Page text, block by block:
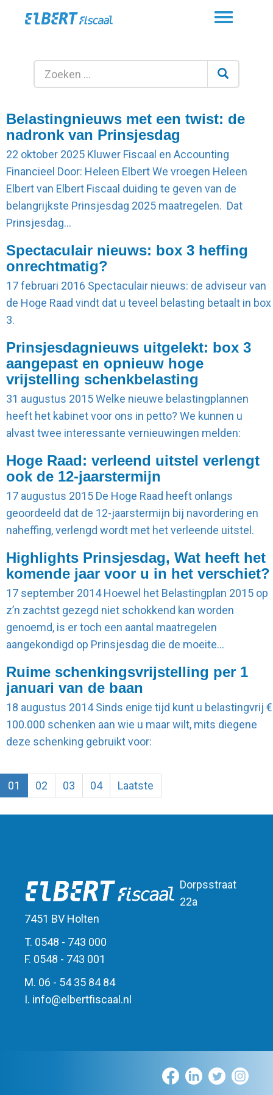
Toggle
Belastingnieuws met een twist: de
nadronk van Prinsjesdag
22 oktober 2025 Kluwer Fiscaal en Accounting
Financieel Door: Heleen Elbert We vroegen Heleen
Elbert van Elbert Fiscaal duiding te geven van de
belangrijkste Prinsjesdag 2025 maatregelen. Dat
Prinsjesdag…
Spectaculair nieuws: box 3 heffing
onrechtmatig?
17 februari 2016 Spectaculair nieuws: de adviseur van
de Hoge Raad vindt dat u teveel belasting betaalt in box
3.
Prinsjesdagnieuws uitgelekt: box 3
aangepast en opnieuw hoge
vrijstelling schenkbelasting
31 augustus 2015Welke nieuwe belastingplannen
heeft het kabinet voor ons in petto? We kunnen u
alvast twee interessante vernieuwingen melden:
Hoge Raad: verleend uitstel verlengt
ook de 12-jaarstermijn
17 augustus 2015 De Hoge Raad heeft onlangs
geoordeeld dat de 12-jaarstermijn bij navordering en
naheffing, verlengd wordt met het verleende uitstel.
Highlights Prinsjesdag, Wat heeft het
komende jaar voor u in het verschiet?
17 september 2014Hoewel het Belastingplan 2015 op
z’n zachtst gezegd niet schokkend kan worden
genoemd, is er toch een aantal maatregelen
aangekondigd op Prinsjesdag die de moeite…
Ruime schenkingsvrijstelling per 1
januari van de baan
18 augustus 2014Sinds enige tijd kunt u belastingvrij €
100.000 schenken aan wie u maar wilt, mits diegene
deze schenking gebruikt voor:
01 02 03 04 Laatste
Dorpsstraat
22a
7451 BV Holten
T. 0548 - 743 000
F. 0548 - 743 001
M. 06 - 54 35 84 84
I. info@elbertfiscaal.nl